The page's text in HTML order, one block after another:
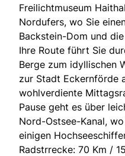
Freilichtmuseum
Nordufers, wo Sie
Backstein-Dom und
Ihre Route führt Sie
Berge zum idyllischen
zur Stadt Eckernförde
wohlverdiente
Pause geht es über
Nord-Ostsee-Kanal,
einigen
Radstrrecke: 70 Km /